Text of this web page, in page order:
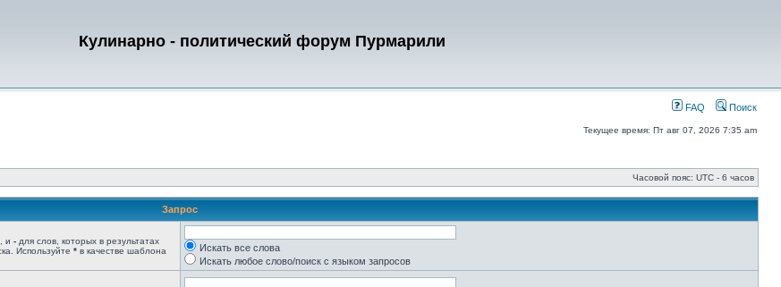
Кулинарно - политический форум Пурмарили
FAQ Поиск
Текущее время: Пт авг 07, 2026 7:35 am
Часовой пояс: UTC - 6 часов
Запрос
и - для слов, которых в результатах
Используйте * в качестве шаблона
Искать все слова
Искать любое слово/поиск с языком запросов